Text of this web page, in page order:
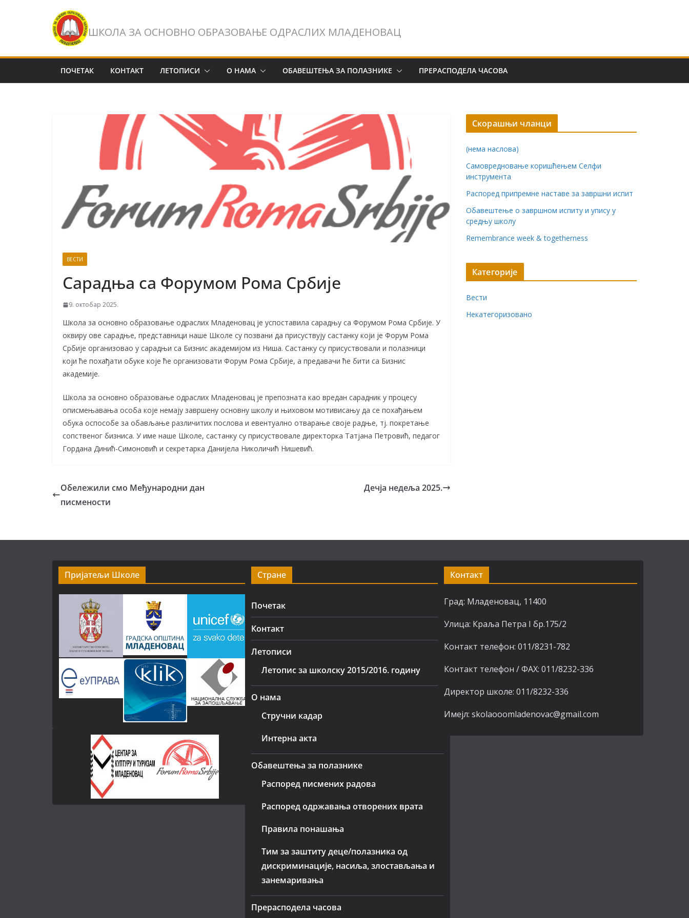
ШКОЛА ЗА ОСНОВНО ОБРАЗОВАЊЕ ОДРАСЛИХ МЛАДЕНОВАЦ
ПОЧЕТАК КОНТАКТ ЛЕТОПИСИ О НАМА ОБАВЕШТЕЊА ЗА ПОЛАЗНИКЕ ПРЕРАСПОДЕЛА ЧАСОВА
ВЕСТИ
Сарадња са Форумом Рома Србије
9. октобар 2025.
Школа за основно образовање одраслих Младеновац је успоставила сарадњу са Форумом Рома Србије. У
оквиру ове сарадње, представници наше Школе су позвани да присуствују састанку који је Форум Рома
Србије организовао у сарадњи са Бизнис академијом из Ниша. Састанку су присуствовали и полазници
који ће похађати обуке које ће организовати Форум Рома Србије, а предавачи ће бити са Бизнис
академије.
Школа за основно образовање одраслих Младеновац је препозната као вредан сарадник у процесу
описмењавања особа које немају завршену основну школу и њиховом мотивисању да се похађањем
обука оспособе за обављање различитих послова и евентуално отварање своје радње, тј. покретање
сопственог бизниса. У име наше Школе, састанку су присуствовале директорка Татјана Петровић, педагог
Гордана Динић-Симоновић и секретарка Данијела Николичић Нишевић.
Обележили смо Међународни дан
писмености
Дечја недеља 2025.
Скорашњи чланци
(нема наслова)
Самовредновање коришћењем Селфи
инструмента
Распоред припремне наставе за завршни испит
Обавештење о завршном испиту и упису у
средњу школу
Remembrance week & togetherness
Категорије
Вести
Некатегоризовано
Пријатељи Школе Стране
Почетак
Контакт
Летописи
Летопис за школску 2015/2016. годину
О нама
Стручни кадар
Интерна акта
Обавештења за полазнике
Распоред писмених радова
Распоред одржавања отворених врата
Правила понашања
Тим за заштиту деце/полазника од
дискриминације, насиља, злостављања и
занемаривања
Прерасподела часова
Контакт
Град: Младеновац, 11400
Улица: Краља Петра I бр.175/2
Контакт телефон: 011/8231-782
Контакт телефон / ФАХ: 011/8232-336
Директор школе: 011/8232-336
Имејл: skolaooomladenovac@gmail.com